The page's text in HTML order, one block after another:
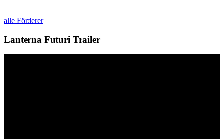
alle Förderer
Lanterna Futuri Trailer